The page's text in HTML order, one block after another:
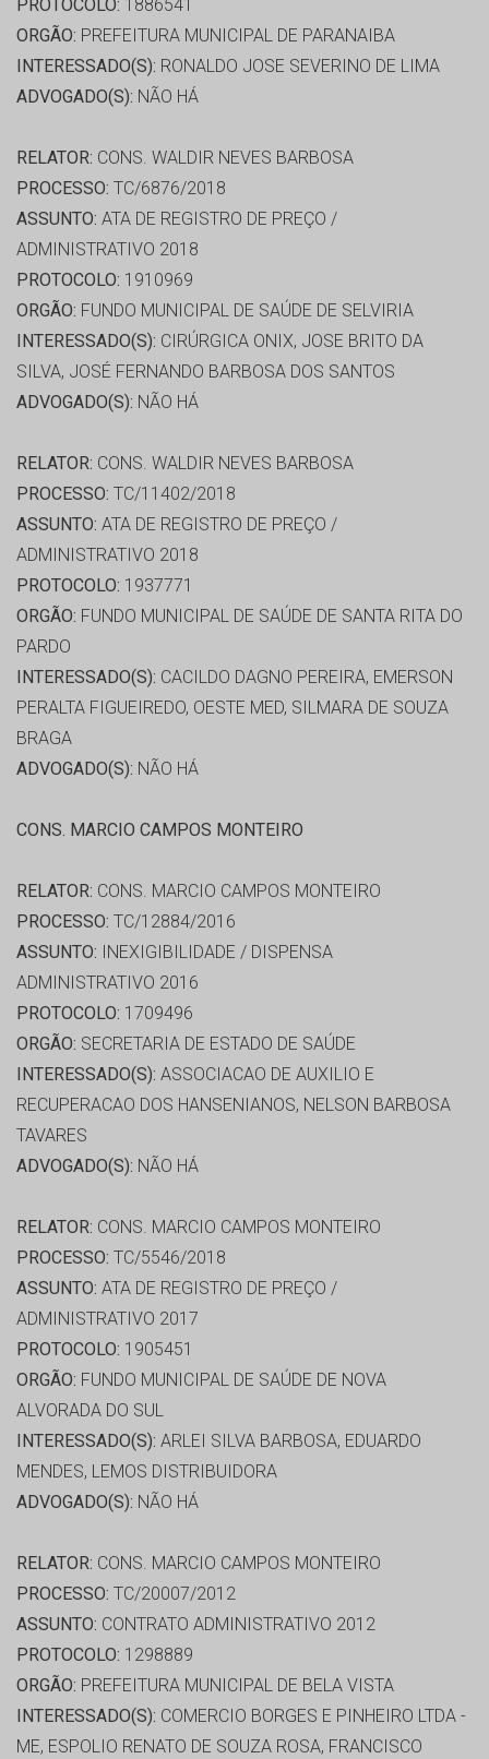
PROTOCOLO: 1886541
ORGÃO: PREFEITURA MUNICIPAL DE PARANAIBA
INTERESSADO(S): RONALDO JOSE SEVERINO DE LIMA
ADVOGADO(S): NÃO HÁ
RELATOR: CONS. WALDIR NEVES BARBOSA
PROCESSO: TC/6876/2018
ASSUNTO: ATA DE REGISTRO DE PREÇO /
ADMINISTRATIVO 2018
PROTOCOLO: 1910969
ORGÃO: FUNDO MUNICIPAL DE SAÚDE DE SELVIRIA
INTERESSADO(S): CIRÚRGICA ONIX, JOSE BRITO DA
SILVA, JOSÉ FERNANDO BARBOSA DOS SANTOS
ADVOGADO(S): NÃO HÁ
RELATOR: CONS. WALDIR NEVES BARBOSA
PROCESSO: TC/11402/2018
ASSUNTO: ATA DE REGISTRO DE PREÇO /
ADMINISTRATIVO 2018
PROTOCOLO: 1937771
ORGÃO: FUNDO MUNICIPAL DE SAÚDE DE SANTA RITA DO
PARDO
INTERESSADO(S): CACILDO DAGNO PEREIRA, EMERSON
PERALTA FIGUEIREDO, OESTE MED, SILMARA DE SOUZA
BRAGA
ADVOGADO(S): NÃO HÁ
CONS. MARCIO CAMPOS MONTEIRO
RELATOR: CONS. MARCIO CAMPOS MONTEIRO
PROCESSO: TC/12884/2016
ASSUNTO: INEXIGIBILIDADE / DISPENSA
ADMINISTRATIVO 2016
PROTOCOLO: 1709496
ORGÃO: SECRETARIA DE ESTADO DE SAÚDE
INTERESSADO(S): ASSOCIACAO DE AUXILIO E
RECUPERACAO DOS HANSENIANOS, NELSON BARBOSA
TAVARES
ADVOGADO(S): NÃO HÁ
RELATOR: CONS. MARCIO CAMPOS MONTEIRO
PROCESSO: TC/5546/2018
ASSUNTO: ATA DE REGISTRO DE PREÇO /
ADMINISTRATIVO 2017
PROTOCOLO: 1905451
ORGÃO: FUNDO MUNICIPAL DE SAÚDE DE NOVA
ALVORADA DO SUL
INTERESSADO(S): ARLEI SILVA BARBOSA, EDUARDO
MENDES, LEMOS DISTRIBUIDORA
ADVOGADO(S): NÃO HÁ
RELATOR: CONS. MARCIO CAMPOS MONTEIRO
PROCESSO: TC/20007/2012
ASSUNTO: CONTRATO ADMINISTRATIVO 2012
PROTOCOLO: 1298889
ORGÃO: PREFEITURA MUNICIPAL DE BELA VISTA
INTERESSADO(S): COMERCIO BORGES E PINHEIRO LTDA -
ME, ESPOLIO RENATO DE SOUZA ROSA, FRANCISCO